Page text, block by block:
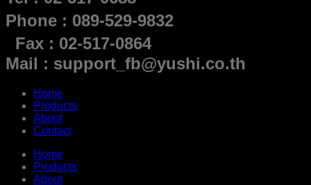
Phone : 089-529-9832
Fax : 02-517-0864
Mail : support_fb@yushi.co.th
Home
Products
About
Contact
Home
Products
About